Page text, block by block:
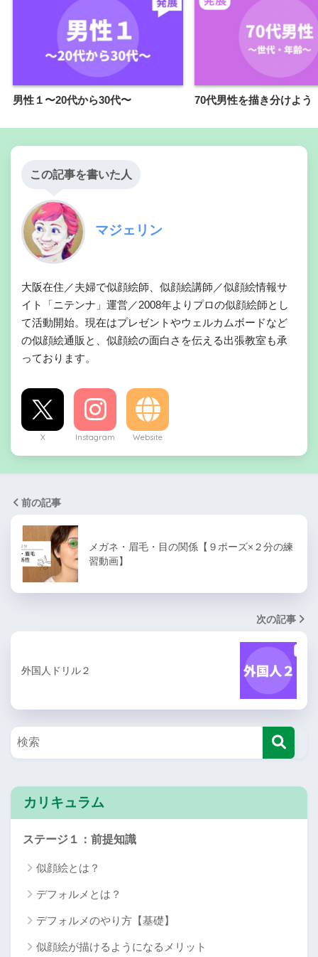
男性１〜20代から30代〜 70代男性を描き分けよう
この記事を書いた人
マジェリン
大阪在住／夫婦で似顔絵師、似顔絵講師／似顔絵情報サ
イト「ニテンナ」運営／2008年よりプロの似顔絵師とし
て活動開始。現在はプレゼントやウェルカムボードなど
の似顔絵通販と、似顔絵の面白さを伝える出張教室も承
っております。
X Instagram Website
前の記事
メガネ・眉毛・目の関係【９ポーズ×２分の練
習動画】
次の記事
外国人ドリル２
カリキュラム
ステージ１：前提知識
似顔絵とは？
デフォルメとは？
デフォルメのやり方【基礎】
似顔絵が描けるようになるメリット